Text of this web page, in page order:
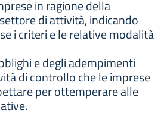
in ragione della
di attività, indicando
i criteri e le relative modalità
e degli adempimenti
di controllo che le imprese
per ottemperare alle